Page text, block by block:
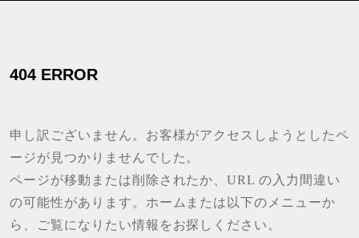
404 ERROR
申し訳ございません。お客様がアクセスしようとしたペ
ージが見つかりませんでした。
ページが移動または削除されたか、URL の入力間違い
の可能性があります。ホームまたは以下のメニューか
ら、ご覧になりたい情報をお探しください。